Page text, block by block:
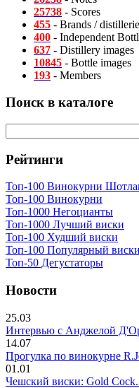
25738 - Scores
455 - Brands /
400 - Independent
637 - Distillery images
10845 - Bottle images
193 - Members
Поиск в каталоге
Рейтинги
Топ-100 Винокурни
Топ-100 Винокурни
Топ-1000 Негоцианты
Топ-1000 Лучший виски
Топ-100 Худший виски
Топ-100 Популярный виски
Топ-50 Дегустаторы
Новости
25.03
Интервью с Анджелой
14.07
Прогулка по винокурне
01.01
Чешский виски: Gold